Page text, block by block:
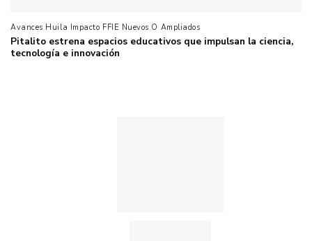
Avances Huila Impacto FFIE Nuevos O Ampliados
Pitalito estrena espacios educativos que impulsan la ciencia,
tecnología e innovación